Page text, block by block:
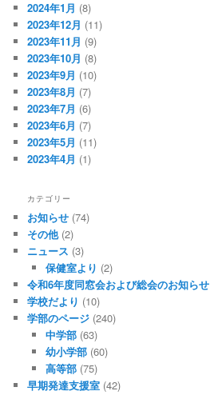
2024年1月 (8)
2023年12月 (11)
2023年11月 (9)
2023年10月 (8)
2023年9月 (10)
2023年8月 (7)
2023年7月 (6)
2023年6月 (7)
2023年5月 (11)
2023年4月 (1)
カテゴリー
お知らせ (74)
その他(2)
ニュース (3)
保健室より (2)
令和6年度同窓会および総会のお知らせ
学校だより (10)
学部のページ (240)
中学部(63)
幼小学部(60)
高等部(75)
早期発達支援室 (42)